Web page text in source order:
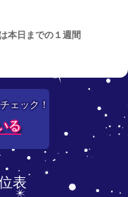
本日までの１週間
ェック！
る
表